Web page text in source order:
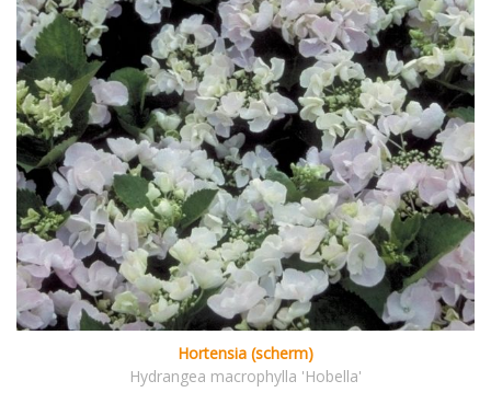
Hortensia (scherm)
Hydrangea macrophylla 'Hobella'